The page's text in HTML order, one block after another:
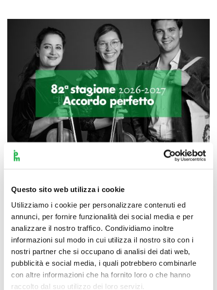
Questo sito web utilizza i cookie
Utilizziamo i cookie per personalizzare contenuti ed
annunci, per fornire funzionalità dei social media e per
analizzare il nostro traffico. Condividiamo inoltre
informazioni sul modo in cui utilizza il nostro sito con i
nostri partner che si occupano di analisi dei dati web,
pubblicità e social media, i quali potrebbero combinarle
con altre informazioni che ha fornito loro o che hanno
raccolto dal suo utilizzo dei loro servizi.
Scopri di più